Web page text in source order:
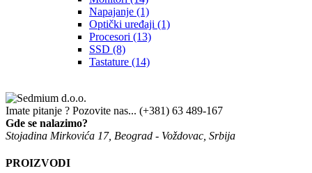
Napajanje (1)
Optički uređaji (1)
Procesori (13)
SSD (8)
Tastature (14)
Imate pitanje ? Pozovite nas... (+381) 63 489-167
Gde se nalazimo?
Stojadina Mirkovića 17, Beograd - Voždovac, Srbija
PROIZVODI